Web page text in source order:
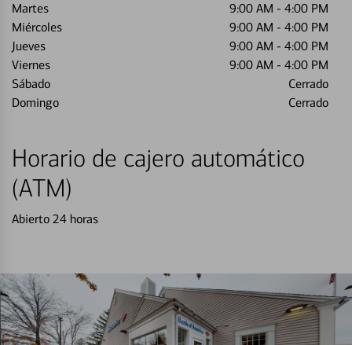
Martes
9:00 AM - 4:00 PM
Miércoles
9:00 AM - 4:00 PM
Jueves
9:00 AM - 4:00 PM
Viernes
9:00 AM - 4:00 PM
Sábado
Cerrado
Domingo
Cerrado
Horario de cajero automático
(ATM)
Abierto 24 horas